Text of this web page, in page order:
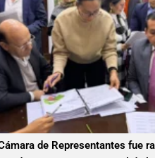
de Representantes fue